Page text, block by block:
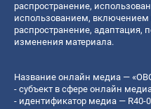
распространение,
использованием, включением
распространение, адаптация,
изменения материала.
Название онлайн медиа —
- субъект в сфере онлайн
- идентификатор медиа — R40-